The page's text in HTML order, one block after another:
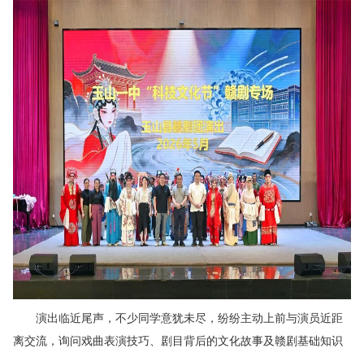
演出临近尾声，不少同学意犹未尽，纷纷主动上前与演员近距
离交流，询问戏曲表演技巧、剧目背后的文化故事及赣剧基础知识